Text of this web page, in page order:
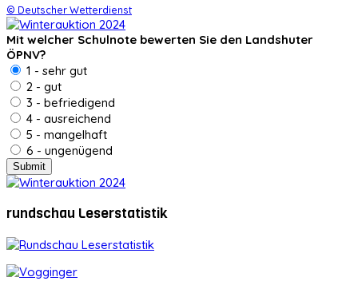
© Deutscher Wetterdienst
Mit welcher Schulnote bewerten Sie den Landshuter
ÖPNV?
1 - sehr gut
2 - gut
3 - befriedigend
4 - ausreichend
5 - mangelhaft
6 - ungenügend
rundschau Leserstatistik